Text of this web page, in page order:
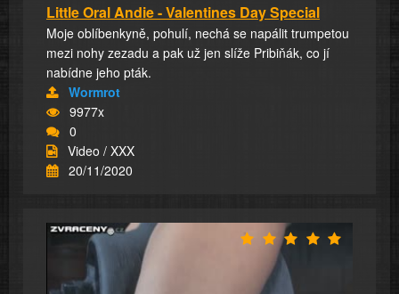
Little Oral Andie - Valentines Day Special
Moje oblíbenkyně, pohulí, nechá se napálit trumpetou
mezi nohy zezadu a pak už jen slíže Pribiňák, co jí
nabídne jeho pták.
Wormrot
9977x
0
Video / XXX
20/11/2020